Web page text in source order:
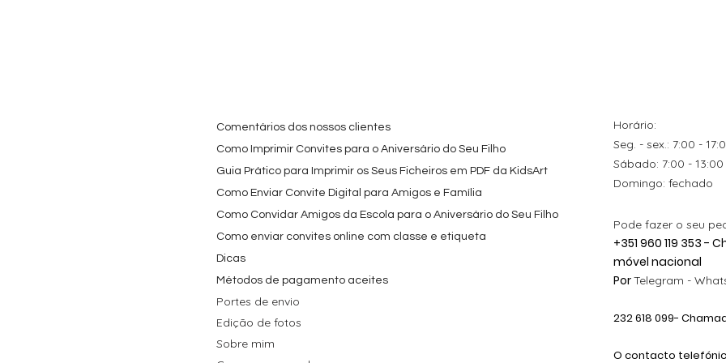
Preço
4,40 €
Comentários dos nossos clientes
Como Imprimir Convites para o Aniversário do Seu Filho
Guia Prático para Imprimir os Seus Ficheiros em PDF da KidsArt
Como Enviar Convite Digital para Amigos e Família
Como Convidar Amigos da Escola para o Aniversário do Seu Filho
Como enviar convites online com classe e etiqueta
Dicas
Métodos de pagamento aceites
Portes de envio
Edição de fotos
Sobre mim
Horário:
Seg. - sex.: 7:00 -
​​Sábado: 7:00 - 13:00
​Domingo: fechado
Pode fazer o seu
+351 960 119 353 -
móvel nacional
PorTelegram -
232 618 099-
O contacto